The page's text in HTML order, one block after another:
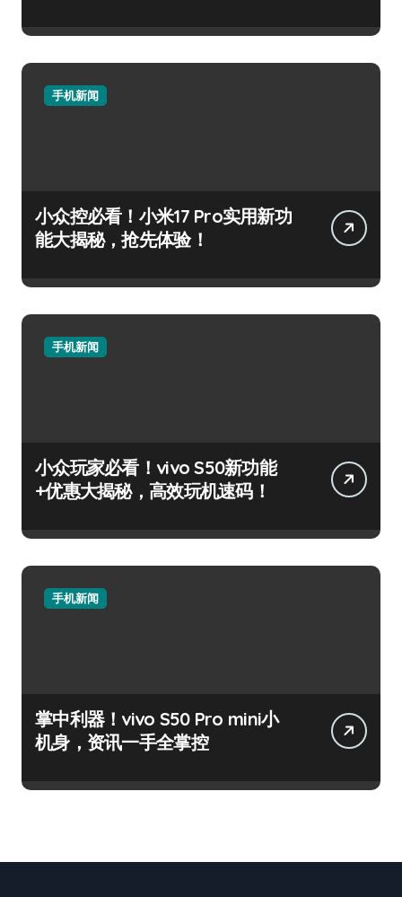
手机新闻
小众控必看！小米17 Pro实用新功
能大揭秘，抢先体验！
手机新闻
小众玩家必看！vivo S50新功能
+优惠大揭秘，高效玩机速码！
手机新闻
掌中利器！vivo S50 Pro mini小
机身，资讯一手全掌控